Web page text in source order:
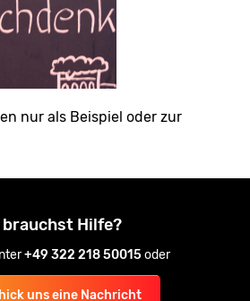
nur als Beispiel oder zur
brauchst Hilfe?
+49 322 218 50015oder
uns eine Nachricht